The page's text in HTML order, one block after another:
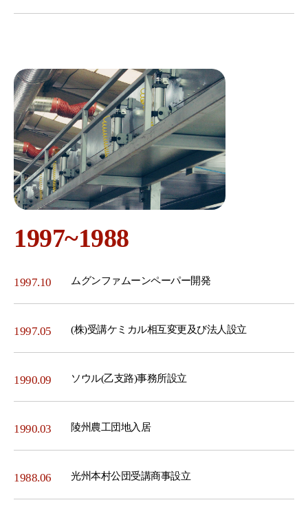
1997~1988
1997.10 ムグンファムーンペーパー開発
1997.05 (株)受講ケミカル相互変更及び法人設立
1990.09 ソウル(乙支路)事務所設立
1990.03 陵州農工団地入居
1988.06 光州本村公団受講商事設立